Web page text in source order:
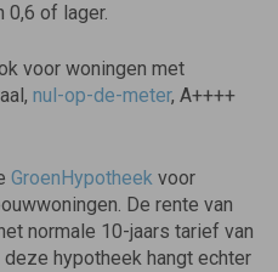
0,6 of lager.
voor woningen met
nul-op-de-meter, A++++
GroenHypotheek voor
De rente van
normale 10-jaars tarief van
hypotheek hangt echter